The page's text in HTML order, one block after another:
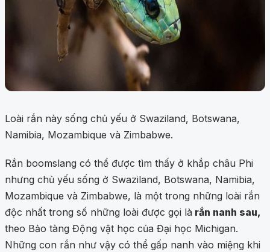
Loài rắn này sống chủ yếu ở Swaziland, Botswana,
Namibia, Mozambique và Zimbabwe.
Rắn boomslang có thể được tìm thấy ở khắp châu Phi
nhưng chủ yếu sống ở Swaziland, Botswana, Namibia,
Mozambique và Zimbabwe, là một trong những loài rắn
độc nhất trong số những loài được gọi là rắn nanh sau,
theo Bảo tàng Động vật học của Đại học Michigan.
Những con rắn như vậy có thể gấp nanh vào miệng khi